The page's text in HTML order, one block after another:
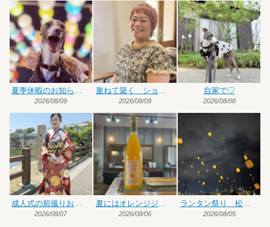
夏季休暇のお知らせです
2026/08/09
重ねて築く ショート×ハイトーンカラー
2026/08/09
自家で♡
2026/08/08
2026/08/07 2026/08/06
ランタン祭り 松前編
2026/08/05